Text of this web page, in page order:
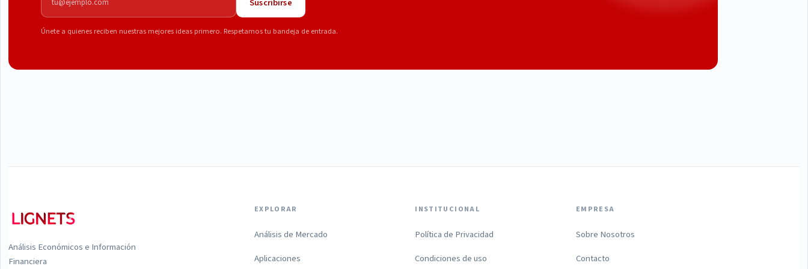
Suscribirse
Únete a quienes reciben nuestras mejores ideas primero. Respetamos tu bandeja de entrada.
Análisis Económicos e Información
Financiera
EXPLORAR
Análisis de Mercado
Aplicaciones
INSTITUCIONAL
Política de Privacidad
Condiciones de uso
EMPRESA
Sobre Nosotros
Contacto